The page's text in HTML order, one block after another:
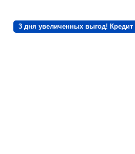
3 дня увеличенных выгод! Кредит